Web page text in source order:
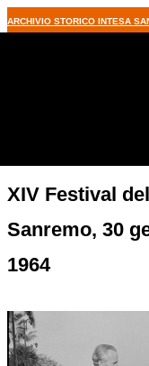
ARCHIVIO STORICO INTESA
XIV Festival
Sanremo, 30
1964